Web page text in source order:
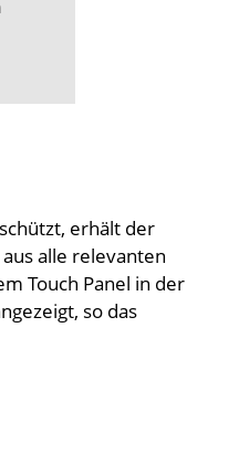
erhält der
alle relevanten
Touch Panel in der
so das